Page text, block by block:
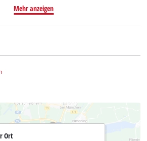
Mehr anzeigen
Ort